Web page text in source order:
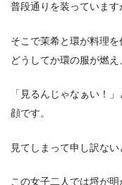
普段通りを装っています
そこで茉希と環が料理を
どうしてか環の服が燃え
「見るんじゃなぁい！
顔です。
見てしまって申し訳な
この女子二人では埒が